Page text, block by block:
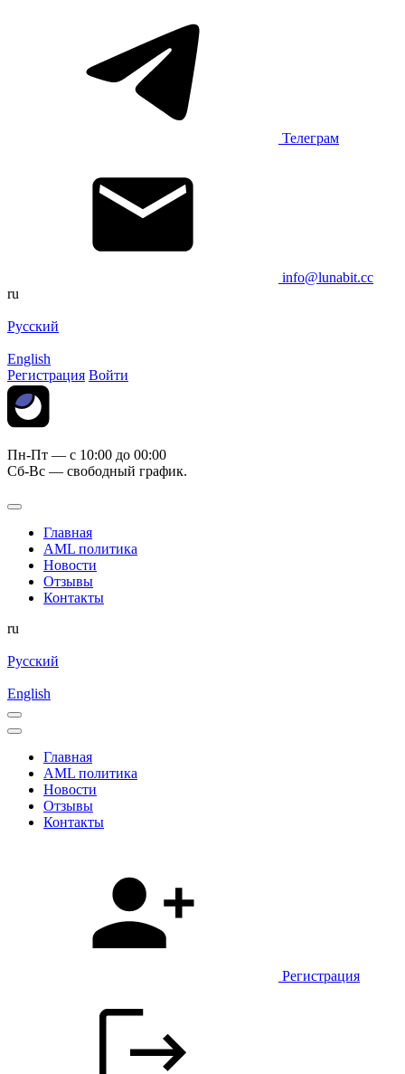
Телеграм
info@lunabit.cc
ru
Русский
English
Регистрация Войти
Пн-Пт — c 10:00 до 00:00
Сб-Вс — свободный график.
Главная
AML политика
Новости
Отзывы
Контакты
ru
Русский
English
Главная
AML политика
Новости
Отзывы
Контакты
Регистрация